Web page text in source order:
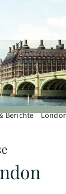
Berichte